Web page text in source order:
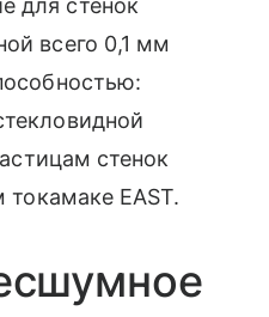
для стенок
всего 0,1 мм
стенок
EAST.